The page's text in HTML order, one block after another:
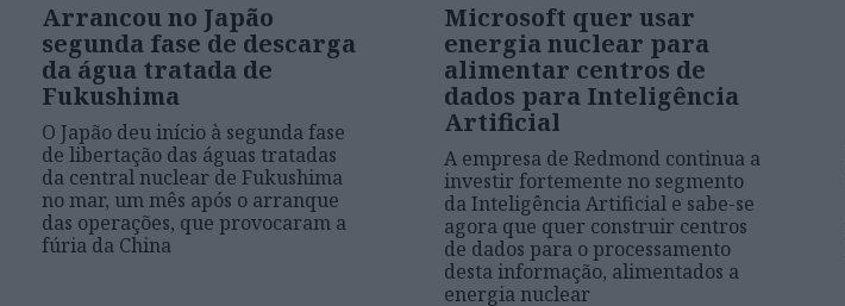
Arrancou no Japão
segunda fase de descarga
da água tratada de
Fukushima
O Japão deu início à segunda fase
de libertação das águas tratadas
da central nuclear de Fukushima
no mar, um mês após o arranque
das operações, que provocaram a
fúria da China
Microsoft quer usar
energia nuclear para
alimentar centros de
dados para Inteligência
Artificial
A empresa de Redmond continua a
investir fortemente no segmento
da Inteligência Artificial e sabe-se
agora que quer construir centros
de dados para o processamento
desta informação, alimentados a
energia nuclear